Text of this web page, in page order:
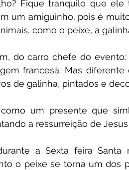
Fique tranquilo que ele
um amiguinho, pois é
como o peixe, a
do carro chefe do
francesa. Mas
de galinha, pintados e
um presente que
a ressurreição de Jesus
a Sexta feira
o peixe se torna um dos